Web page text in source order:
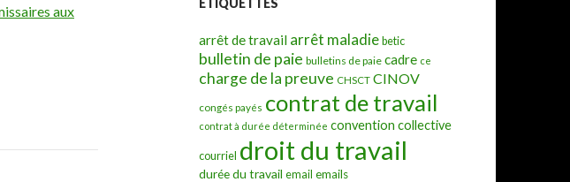
aux
ÉTIQUETTES
arrêt de travail arrêt maladie betic
bulletin de paie bulletins de paie cadre ce
charge de la preuve CHSCT CINOV
congés payés contrat de travail
contrat à durée déterminée convention collective
courriel droit du travail
durée du travail email emails